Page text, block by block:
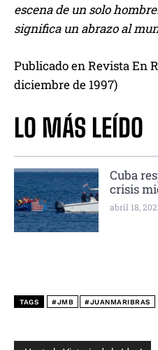
escena de un solo
significa un abrazo al
Publicado en Revista En
diciembre de 1997)
LO MÁS LEÍDO
Cuba
crisis
abril 18,
TAGS #JMB #JUANMARIBRAS